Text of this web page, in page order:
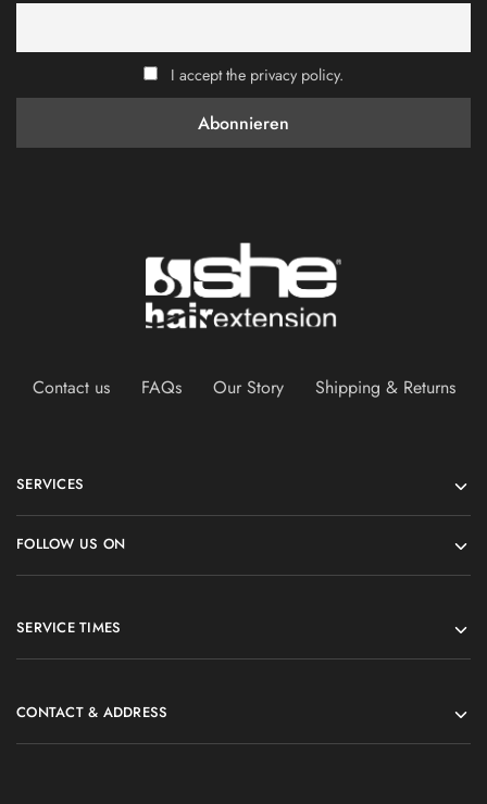
I accept the privacy policy.
Contact us FAQs Our Story Shipping & Returns
SERVICES
FOLLOW US ON
SERVICE TIMES
CONTACT & ADDRESS